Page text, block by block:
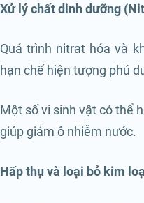
Xử lý chất dinh dưỡng
Quá trình nitrat hóa và
hạn chế hiện tượng phú
Một số vi sinh vật có thể
giúp giảm ô nhiễm nước.
Hấp thụ và loại bỏ kim